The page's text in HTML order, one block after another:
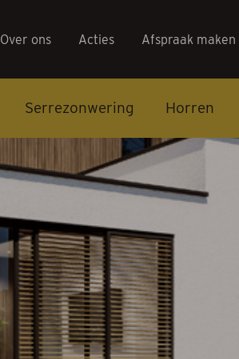
Over ons
Acties
Afspraak maken
Contact
Over ons Acties Afspraak maken
Serrezonwering Horren